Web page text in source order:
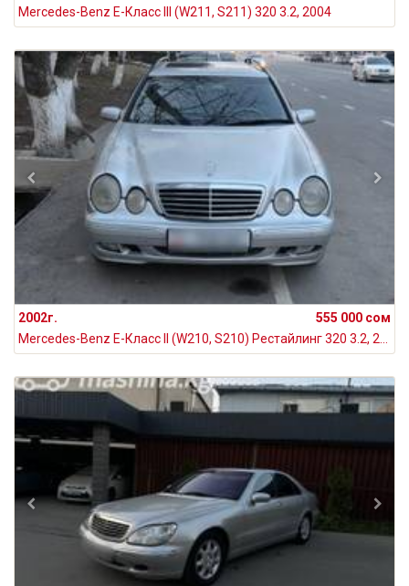
Mercedes-Benz E-Класс III (W211, S211) 320 3.2, 2004
2002г.
555 000 сом